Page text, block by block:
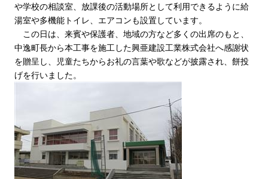
や学校の相談室、放課後の活動場所として利用できるように給
湯室や多機能トイレ、エアコンも設置しています。
この日は、来賓や保護者、地域の方など多くの出席のもと、
中逸町長から本工事を施工した興亜建設工業株式会社へ感謝状
を贈呈し、児童たちからお礼の言葉や歌などが披露され、餅投
げを行いました。